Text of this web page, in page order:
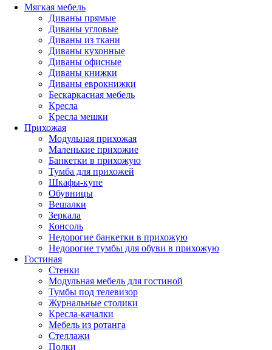
Мягкая мебель
Диваны прямые
Диваны угловые
Диваны из ткани
Диваны кухонные
Диваны офисные
Диваны книжки
Диваны еврокнижки
Бескаркасная мебель
Кресла
Кресла мешки
Прихожая
Модульная прихожая
Маленькие прихожие
Банкетки в прихожую
Тумба для прихожей
Шкафы-купе
Обувницы
Вешалки
Зеркала
Консоль
Недорогие банкетки в прихожую
Недорогие тумбы для обуви в прихожую
Гостиная
Стенки
Модульная мебель для гостиной
Тумбы под телевизор
Журнальные столики
Кресла-качалки
Мебель из ротанга
Стеллажи
Полки